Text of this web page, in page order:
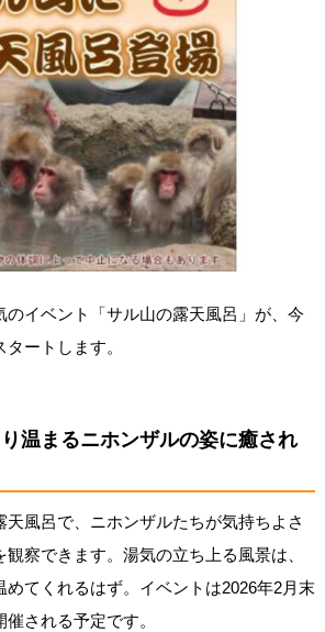
のイベント「サル山の露天風呂」が、今
ートします。
温まるニホンザルの姿に癒され
風呂で、ニホンザルたちが気持ちよさ
察できます。湯気の立ち上る風景は、
てくれるはず。イベントは2026年2月末
される予定です。